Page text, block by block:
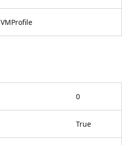
VMProfile
0
True